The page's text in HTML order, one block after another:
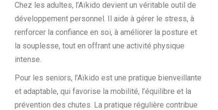
Chez les adultes, l’Aïkido devient un véritable outil de
développement personnel. Il aide à gérer le stress, à
renforcer la confiance en soi, à améliorer la posture et
la souplesse, tout en offrant une activité physique
intense.
Pour les seniors, l’Aïkido est une pratique bienveillante
et adaptable, qui favorise la mobilité, l’équilibre et la
prévention des chutes. La pratique régulière contribue